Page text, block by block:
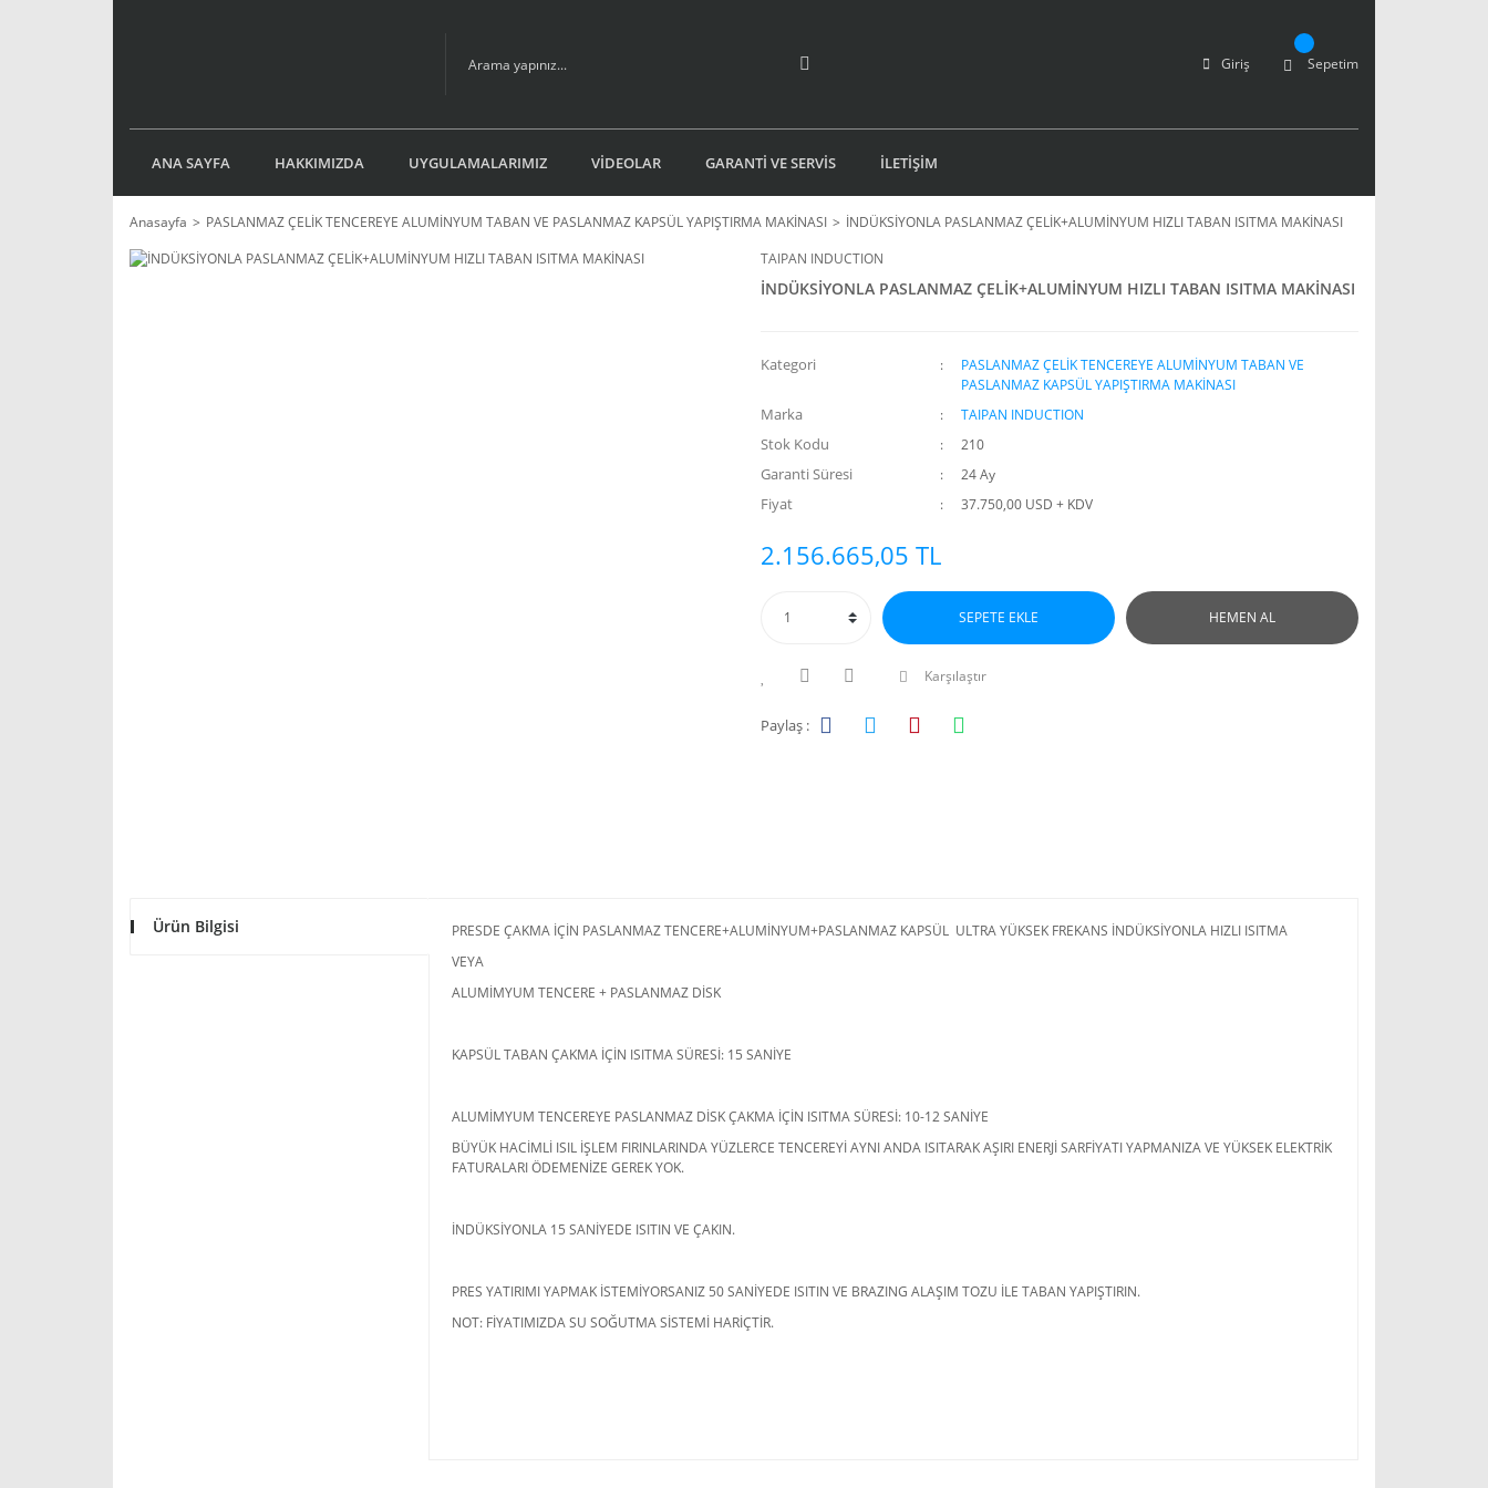
Giriş Sepetim
ANA SAYFA HAKKIMIZDA UYGULAMALARIMIZ VİDEOLAR GARANTİ VE SERVİS İLETİŞİM
Anasayfa PASLANMAZ ÇELİK TENCEREYE ALUMİNYUM TABAN VE PASLANMAZ KAPSÜL YAPIŞTIRMA MAKİNASI
İNDÜKSİYONLA PASLANMAZ ÇELİK+ALUMİNYUM HIZLI TABAN ISITMA MAKİNASI
TAIPAN INDUCTION
İNDÜKSİYONLA PASLANMAZ ÇELİK+ALUMİNYUM HIZLI TABAN ISITMA MAKİNASI
Kategori
PASLANMAZ ÇELİK TENCEREYE ALUMİNYUM TABAN VE
PASLANMAZ KAPSÜL YAPIŞTIRMA MAKİNASI
Marka TAIPAN INDUCTION
Stok Kodu 210
Garanti Süresi 24 Ay
Fiyat 37.750,00 USD + KDV
2.156.665,05 TL
SEPETE EKLE HEMEN AL
Karşılaştır
Paylaş :
Ürün Bilgisi
PRESDE ÇAKMA İÇİN PASLANMAZ TENCERE+ALUMİNYUM+PASLANMAZ KAPSÜL ULTRA YÜKSEK FREKANS İNDÜKSİYONLA HIZLI ISITMA
VEYA
ALUMİMYUM TENCERE + PASLANMAZ DİSK
KAPSÜL TABAN ÇAKMA İÇİN ISITMA SÜRESİ: 15 SANİYE
ALUMİMYUM TENCEREYE PASLANMAZ DİSK ÇAKMA İÇİN ISITMA SÜRESİ: 10-12 SANİYE
BÜYÜK HACİMLİ ISIL İŞLEM FIRINLARINDA YÜZLERCE TENCEREYİ AYNI ANDA ISITARAK AŞIRI ENERJİ SARFİYATI YAPMANIZA VE YÜKSEK ELEKTRİK
FATURALARI ÖDEMENİZE GEREK YOK.
İNDÜKSİYONLA 15 SANİYEDE ISITIN VE ÇAKIN.
PRES YATIRIMI YAPMAK İSTEMİYORSANIZ 50 SANİYEDE ISITIN VE BRAZING ALAŞIM TOZU İLE TABAN YAPIŞTIRIN.
NOT: FİYATIMIZDA SU SOĞUTMA SİSTEMİ HARİÇTİR.